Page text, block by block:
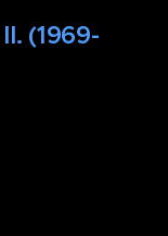
(1969-